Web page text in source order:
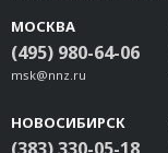
МОСКВА
(495) 980-64-06
msk@nnz.ru
НОВОСИБИРСК